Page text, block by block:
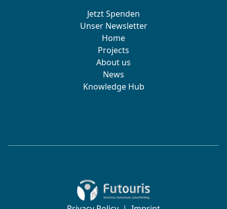
Jetzt Spenden
Unser Newsletter
Home
Projects
About us
News
Knowledge Hub
Zur Startseite von Futouris e.V.